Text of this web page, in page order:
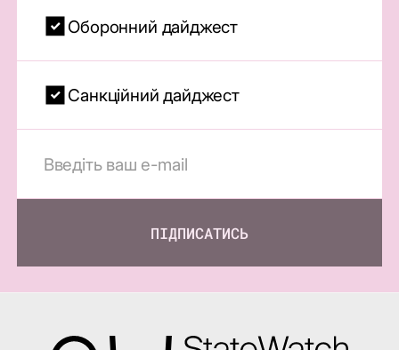
Оборонний дайджест
Санкційний дайджест
ПІДПИСАТИСЬ